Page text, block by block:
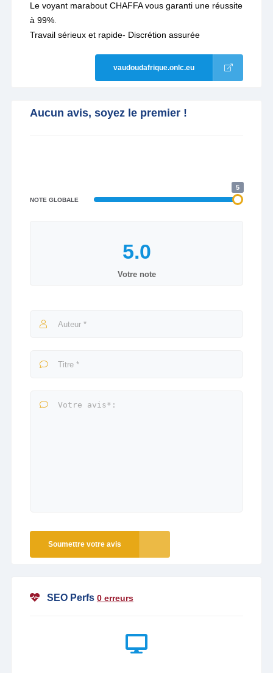
Le voyant marabout CHAFFA vous garanti une réussite
à 99%.
Travail sérieux et rapide- Discrétion assurée
vaudoudafrique.onlc.eu
Aucun avis, soyez le premier !
NOTE GLOBALE
5
Votre note
Soumettre votre avis
SEO Perfs 0 erreurs